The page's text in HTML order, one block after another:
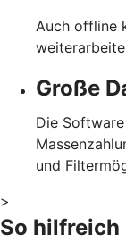
Auch offline
Große
Die
und
>
So hilfreich